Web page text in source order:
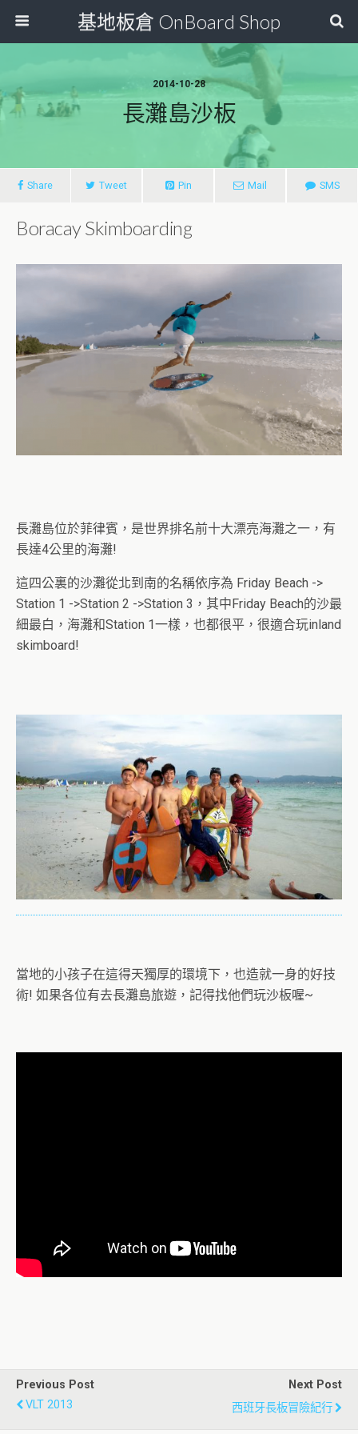
基地板倉 OnBoard Shop
2014-10-28
長灘島沙板
Share Tweet Pin Mail SMS
Boracay Skimboarding
長灘島位於菲律賓，是世界排名前十大漂亮海灘之一，有
長達4公里的海灘!
這四公裏的沙灘從北到南的名稱依序為 Friday Beach ->
Station 1 ->Station 2 ->Station 3，其中Friday Beach的沙最
細最白，海灘和Station 1一樣，也都很平，很適合玩inland
skimboard!
當地的小孩子在這得天獨厚的環境下，也造就一身的好技
術! 如果各位有去長灘島旅遊，記得找他們玩沙板喔~
Previous Post
VLT 2013
Next Post
西班牙長板冒險紀行